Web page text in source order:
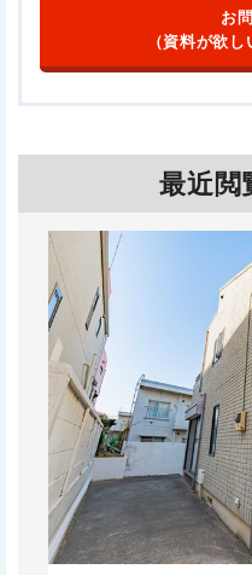
お
（資料が欲し
最近閲